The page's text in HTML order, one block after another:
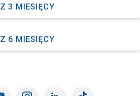
Z 3 MIESIĘCY
Z 6 MIESIĘCY